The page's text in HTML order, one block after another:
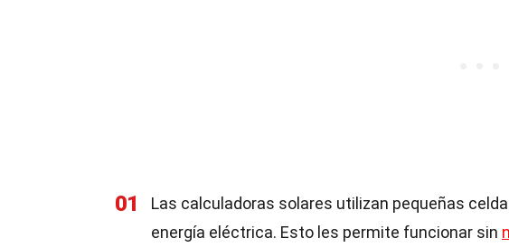
01
Las calculadoras solares utilizan pequeñas
energía eléctrica. Esto les permite funcionar sin